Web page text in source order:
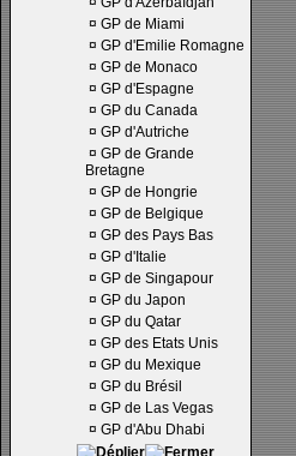
¤ GP de Miami
¤ GP d'Emilie Romagne
¤ GP de Monaco
¤ GP d'Espagne
¤ GP du Canada
¤ GP d'Autriche
¤ GP de Grande
Bretagne
¤ GP de Hongrie
¤ GP de Belgique
¤ GP des Pays Bas
¤ GP d'Italie
¤ GP de Singapour
¤ GP du Japon
¤ GP du Qatar
¤ GP des Etats Unis
¤ GP du Mexique
¤ GP du Brésil
¤ GP de Las Vegas
¤ GP d'Abu Dhabi